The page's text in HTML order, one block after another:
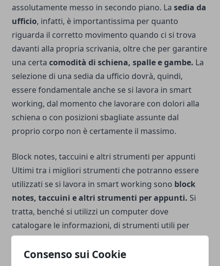
Consenso sui Cookie
assolutamente messo in secondo piano. La sedia da
ufficio, infatti, è importantissima per quanto
riguarda il corretto movimento quando ci si trova
davanti alla propria scrivania, oltre che per garantire
una certa comodità di schiena, spalle e gambe. La
selezione di una sedia da ufficio dovrà, quindi,
essere fondamentale anche se si lavora in smart
working, dal momento che lavorare con dolori alla
schiena o con posizioni sbagliate assunte dal
proprio corpo non è certamente il massimo.
Block notes, taccuini e altri strumenti per appunti
Ultimi tra i migliori strumenti che potranno essere
utilizzati se si lavora in smart working sono block
notes, taccuini e altri strumenti per appunti. Si
tratta, benché si utilizzi un computer dove
catalogare le informazioni, di strumenti utili per
conferenze o riunioni di aggiornamento, dove
stimolare la propria attenzione e attuare proposte.